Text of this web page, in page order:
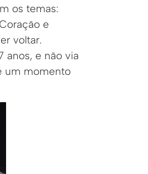
os temas:
e
voltar.
anos, e não via
um momento